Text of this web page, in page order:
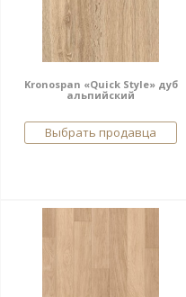
Kronospan «Quick Style» дуб
альпийский
Выбрать продавца